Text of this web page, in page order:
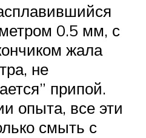
0.5 мм, с
жала
не
припой.
опыта, все эти
смыть с